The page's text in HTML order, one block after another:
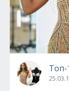
Топ-